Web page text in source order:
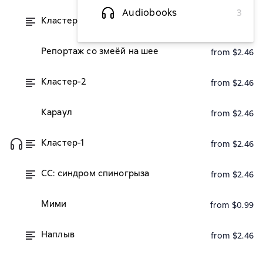
Audiobooks
3
Кластер-3
Репортаж со змеёй на шее from $2.46
Кластер-2 from $2.46
Караул from $2.46
Кластер-1 from $2.46
СС: синдром спиногрыза from $2.46
Мими from $0.99
Наплыв from $2.46